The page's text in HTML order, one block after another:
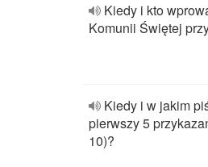
Kiedy i kto
Komunii Świętej
Kiedy i w jakim
pierwszy 5
10)?